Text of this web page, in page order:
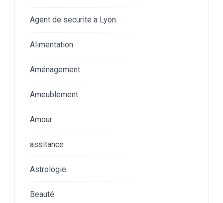
Agent de securite a Lyon
Alimentation
Aménagement
Ameublement
Amour
assitance
Astrologie
Beauté